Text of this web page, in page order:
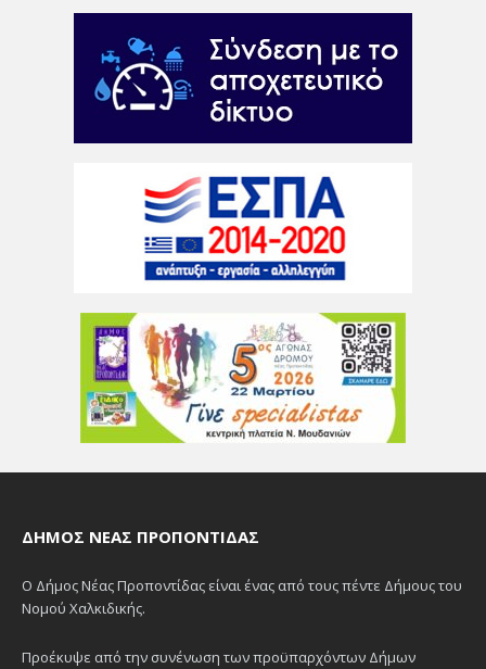
ΔΉΜΟΣ ΝΈΑΣ ΠΡΟΠΟΝΤΊΔΑΣ
Ο Δήμος Νέας Προποντίδας είναι ένας από τους πέντε Δήμους του
Νομού Χαλκιδικής.
Προέκυψε από την συνένωση των προϋπαρχόντων Δήμων